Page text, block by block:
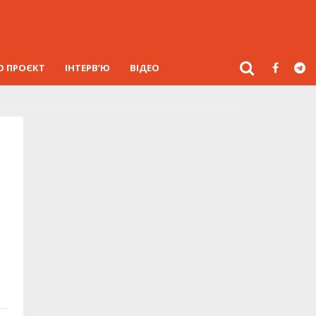
ПРОЄКТ ІНТЕРВ’Ю ВІДЕО